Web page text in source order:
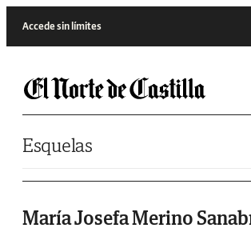
Accede sin límites
Esquelas
María Josefa Merino